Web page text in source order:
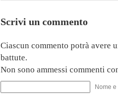
Scrivi un commento
Ciascun commento potrà avere
battute.
Non sono ammessi commenti
Nome